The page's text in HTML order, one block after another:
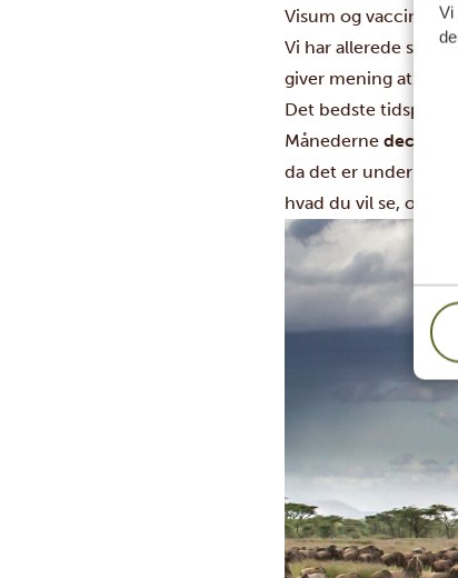
Vi
Visum og
Vi har allerede
giver mening at
Det bedste tidspunkt
Månederne
da det er under
hvad du vil se, og